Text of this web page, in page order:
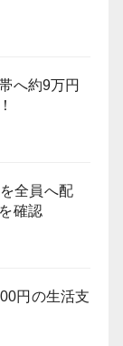
へ約9万円
全員へ配
確認
円の生活支